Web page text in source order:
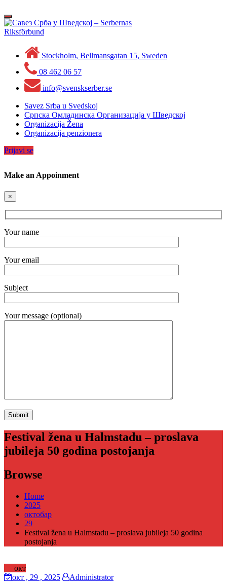
to
content
Toggle
navigation
Stockholm, Bellmansgatan 15, Sweden
08 462 06 57
info@svenskserber.se
Savez Srba u Svedskoj
Српска Омладинска Организација у Шведској
Organizacija Žena
Organizacija penzionera
Prijavi se
Make an Appoinment
×
Your name
Your email
Subject
Your message (optional)
Festival žena u Halmstadu – proslava
jubileja 50 godina postojanja
Browse
Home
2025
октобар
29
Festival žena u Halmstadu – proslava jubileja 50 godina
postojanja
окт
окт , 29 , 2025
Administrator